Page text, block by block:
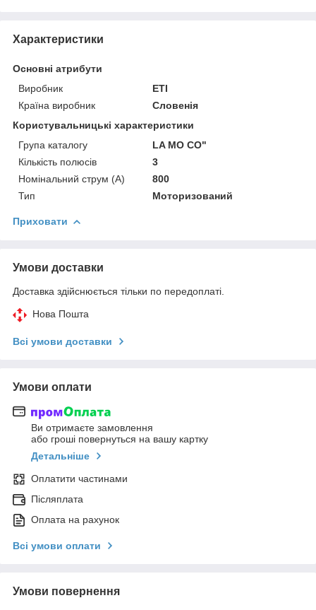
Характеристики
Основні атрибути
Виробник
ETI
Країна виробник
Словенія
Користувальницькі характеристики
Група каталогу
LA MO CO"
Кількість полюсів
3
Номінальний струм (A)
800
Тип
Моторизований
Приховати
Умови доставки
Доставка здійснюється тільки по передоплаті.
Нова Пошта
Всі умови доставки
Умови оплати
Ви отримаєте замовлення
або гроші повернуться на вашу картку
Детальніше
Оплатити частинами
Післяплата
Оплата на рахунок
Всі умови оплати
Умови повернення